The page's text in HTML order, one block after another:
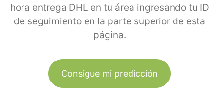
hora entrega DHL en tu área ingresando tu ID
de seguimiento en la parte superior de esta
página.
Consigue mi predicción